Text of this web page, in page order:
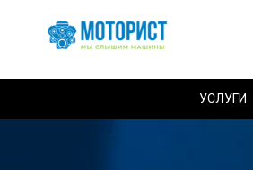
УСЛУГИ